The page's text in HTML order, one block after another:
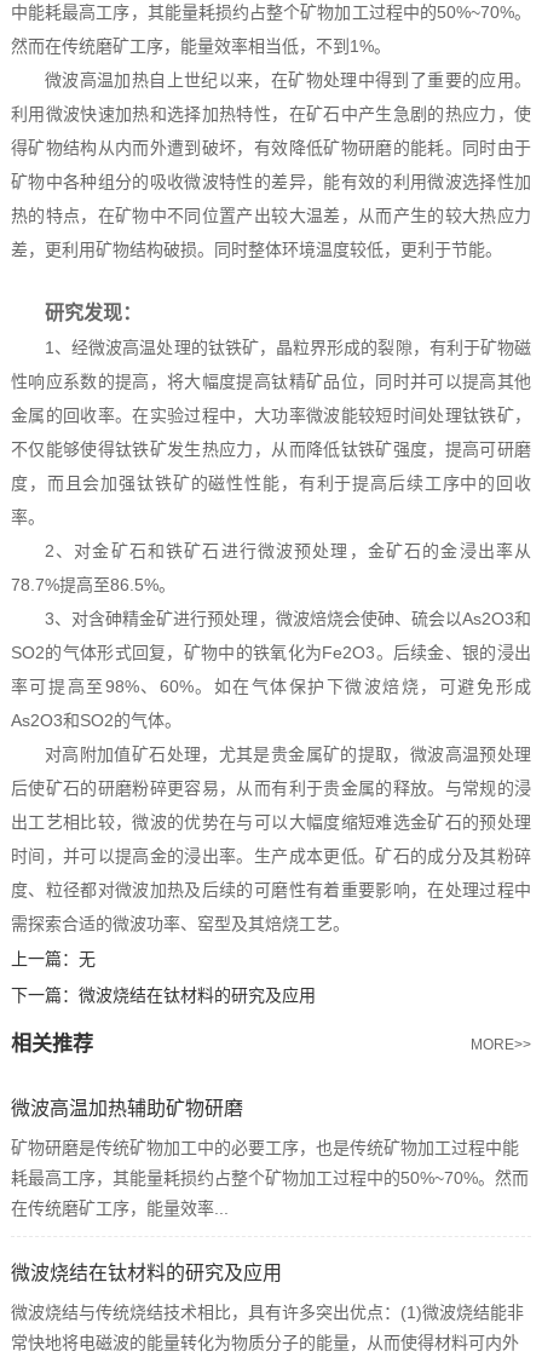
中能耗最高工序，其能量耗损约占整个矿物加工过程中的50%~70%。
然而在传统磨矿工序，能量效率相当低，不到1%。
微波高温加热自上世纪以来，在矿物处理中得到了重要的应用。
利用微波快速加热和选择加热特性，在矿石中产生急剧的热应力，使
得矿物结构从内而外遭到破坏，有效降低矿物研磨的能耗。同时由于
矿物中各种组分的吸收微波特性的差异，能有效的利用微波选择性加
热的特点，在矿物中不同位置产出较大温差，从而产生的较大热应力
差，更利用矿物结构破损。同时整体环境温度较低，更利于节能。
研究发现：
1、经微波高温处理的钛铁矿，晶粒界形成的裂隙，有利于矿物磁
性响应系数的提高，将大幅度提高钛精矿品位，同时并可以提高其他
金属的回收率。在实验过程中，大功率微波能较短时间处理钛铁矿，
不仅能够使得钛铁矿发生热应力，从而降低钛铁矿强度，提高可研磨
度，而且会加强钛铁矿的磁性性能，有利于提高后续工序中的回收
率。
2、对金矿石和铁矿石进行微波预处理，金矿石的金浸出率从
78.7%提高至86.5%。
3、对含砷精金矿进行预处理，微波焙烧会使砷、硫会以As2O3和
SO2的气体形式回复，矿物中的铁氧化为Fe2O3。后续金、银的浸出
率可提高至98%、60%。如在气体保护下微波焙烧，可避免形成
As2O3和SO2的气体。
对高附加值矿石处理，尤其是贵金属矿的提取，微波高温预处理
后使矿石的研磨粉碎更容易，从而有利于贵金属的释放。与常规的浸
出工艺相比较，微波的优势在与可以大幅度缩短难选金矿石的预处理
时间，并可以提高金的浸出率。生产成本更低。矿石的成分及其粉碎
度、粒径都对微波加热及后续的可磨性有着重要影响，在处理过程中
需探索合适的微波功率、窑型及其焙烧工艺。
上一篇： 无
下一篇： 微波烧结在钛材料的研究及应用
相关推荐 MORE>>
微波高温加热辅助矿物研磨
矿物研磨是传统矿物加工中的必要工序，也是传统矿物加工过程中能
耗最高工序，其能量耗损约占整个矿物加工过程中的50%~70%。然而
在传统磨矿工序，能量效率...
微波烧结在钛材料的研究及应用
微波烧结与传统烧结技术相比，具有许多突出优点：(1)微波烧结能非
常快地将电磁波的能量转化为物质分子的能量，从而使得材料可内外